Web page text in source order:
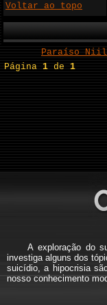
Voltar ao topo
Paraíso
Página1 de1
A exploração do
investiga alguns dos
suicídio, a hipocrisia
nosso conhecimento